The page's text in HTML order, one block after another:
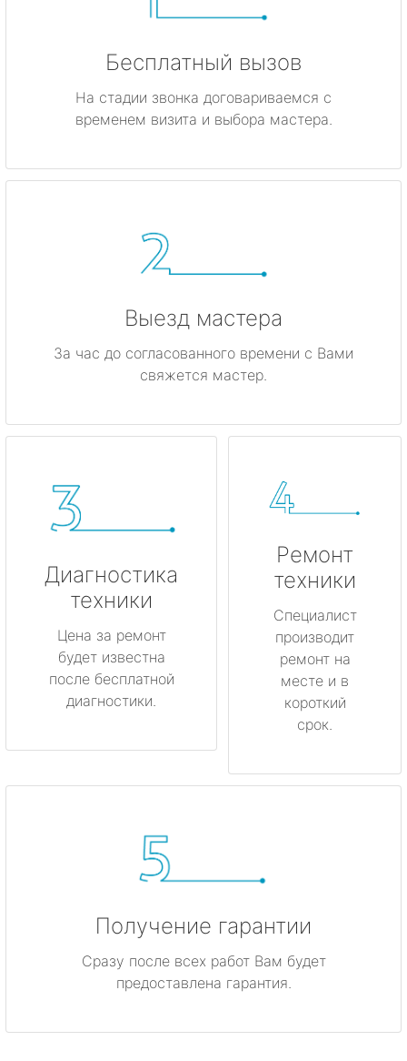
Бесплатный вызов
На стадии звонка договариваемся с
временем визита и выбора мастера.
Выезд мастера
За час до согласованного времени с Вами
свяжется мастер.
Диагностика
техники
Цена за ремонт
будет известна
после бесплатной
диагностики.
Ремонт
техники
Специалист
производит
ремонт на
месте и в
короткий
срок.
Получение гарантии
Сразу после всех работ Вам будет
предоставлена гарантия.